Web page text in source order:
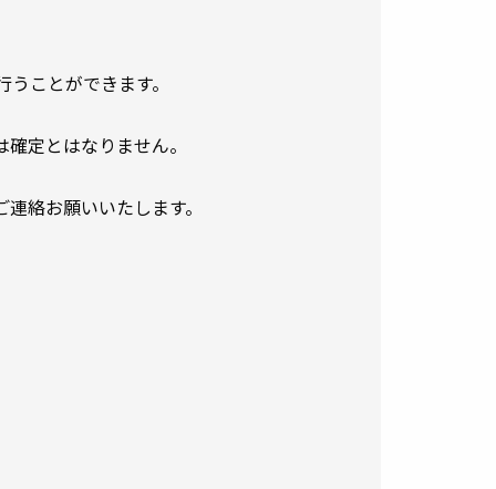
ことができます。
定とはなりません。
連絡お願いいたします。